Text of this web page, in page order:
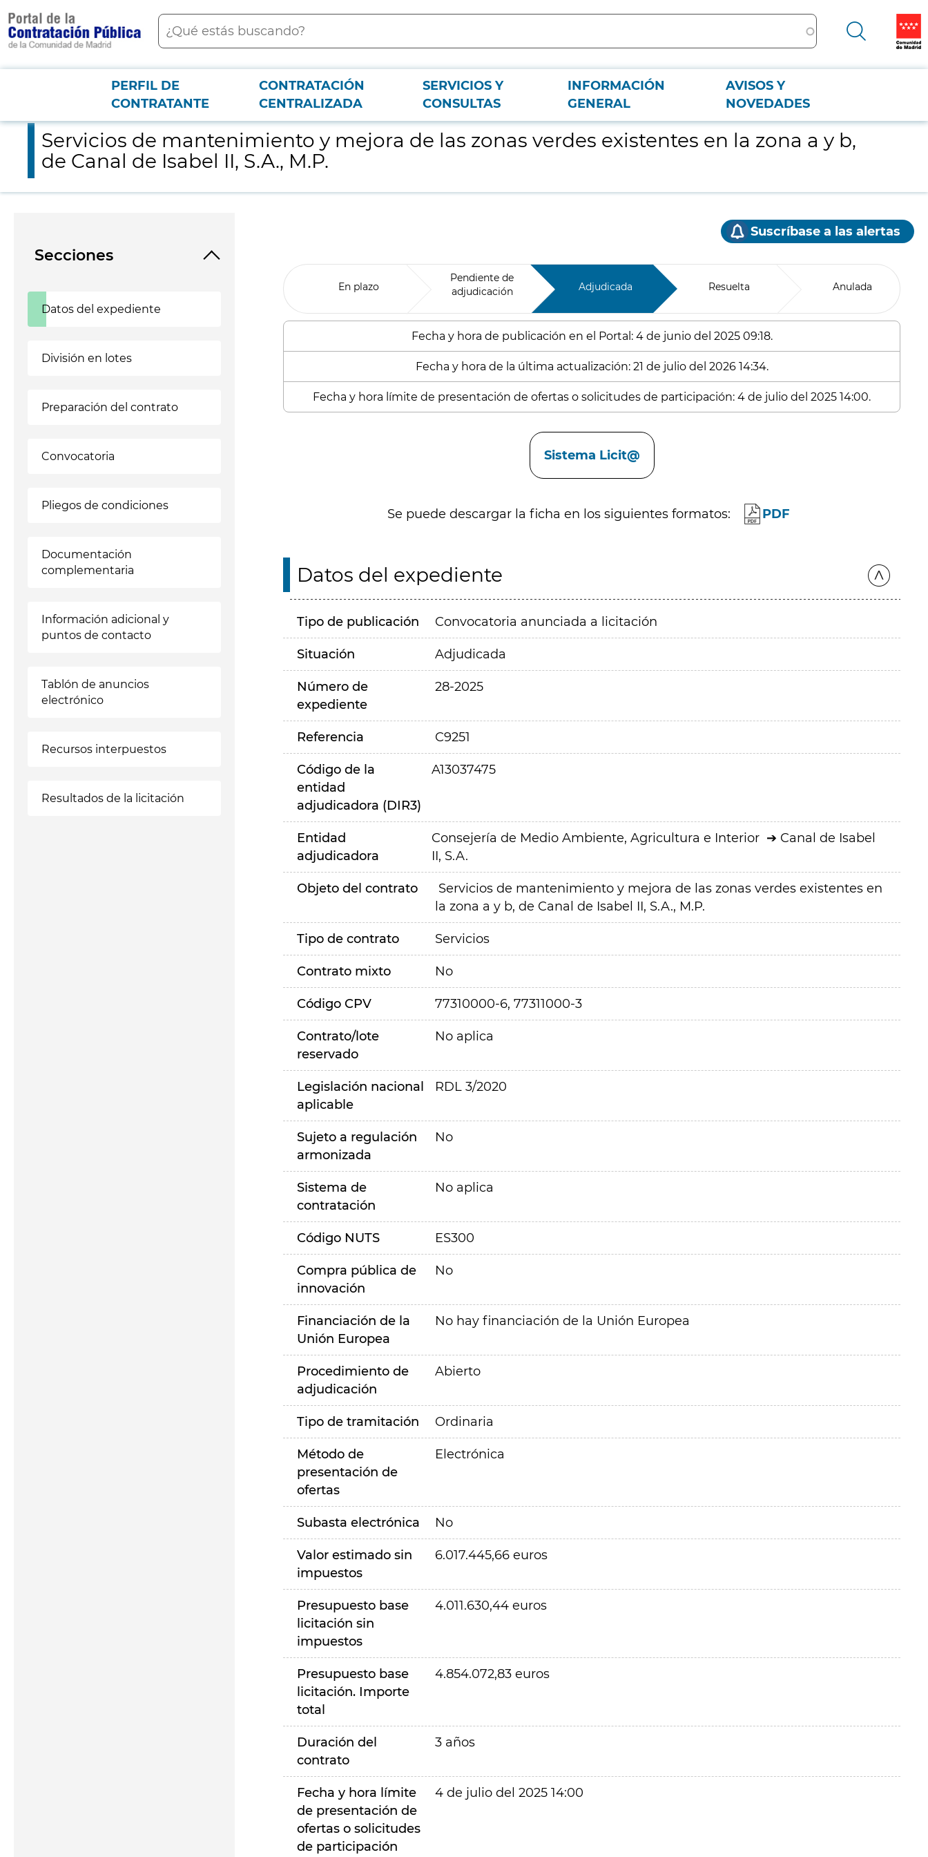
contenido
principal
Buscar
Menú PCON
PERFIL DE
CONTRATANTE
CONTRATACIÓN
CENTRALIZADA
SERVICIOS Y
CONSULTAS
INFORMACIÓN
GENERAL
AVISOS Y
NOVEDADES
Servicios de mantenimiento y mejora de las zonas verdes existentes en la zona a y b, de Canal de Isabel II, S.A., M.P.
Servicios de mantenimiento y mejora de las zonas verdes existentes en la zona a y b,
de Canal de Isabel II, S.A., M.P.
Secciones
Datos del expediente
División en lotes
Preparación del contrato
Convocatoria
Pliegos de condiciones
Documentación
complementaria
Información adicional y
puntos de contacto
Tablón de anuncios
electrónico
Recursos interpuestos
Resultados de la licitación
Suscríbase a las alertas
En plazo
Pendiente de
adjudicación
Adjudicada Resuelta Anulada
Fecha y hora de publicación en el Portal: 4 de junio del 2025 09:18.
Fecha y hora de la última actualización: 21 de julio del 2026 14:34.
Fecha y hora límite de presentación de ofertas o solicitudes de participación: 4 de julio del 2025 14:00.
Sistema Licit@
Se puede descargar la ficha en los siguientes formatos: PDF
Datos del expediente
Tipo de publicación Convocatoria anunciada a licitación
Situación Adjudicada
Número de
expediente
28-2025
Referencia C9251
Código de la
entidad
adjudicadora (DIR3)
A13037475
Entidad
adjudicadora
Consejería de Medio Ambiente, Agricultura e Interior
Canal de Isabel
II, S.A.
Objeto del contrato
Servicios de mantenimiento y mejora de las zonas verdes existentes en
la zona a y b, de Canal de Isabel II, S.A., M.P.
Tipo de contrato Servicios
Contrato mixto No
Código CPV 77310000-6, 77311000-3
Contrato/lote
reservado
No aplica
Legislación nacional
aplicable
RDL 3/2020
Sujeto a regulación
armonizada
No
Sistema de
contratación
No aplica
Código NUTS ES300
Compra pública de
innovación
No
Financiación de la
Unión Europea
No hay financiación de la Unión Europea
Procedimiento de
adjudicación
Abierto
Tipo de tramitación Ordinaria
Método de
presentación de
ofertas
Electrónica
Subasta electrónica No
Valor estimado sin
impuestos
6.017.445,66 euros
Presupuesto base
licitación sin
impuestos
4.011.630,44 euros
Presupuesto base
licitación. Importe
total
4.854.072,83 euros
Duración del
contrato
3 años
Fecha y hora límite
de presentación de
ofertas o solicitudes
de participación
4 de julio del 2025 14:00